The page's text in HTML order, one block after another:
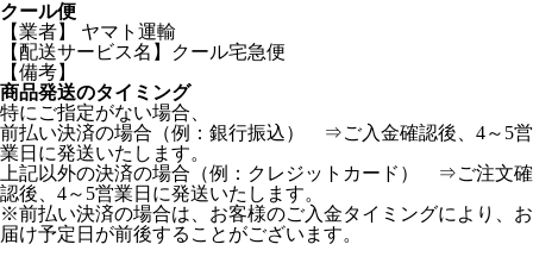
クール便
【業者】 ヤマト運輸
【配送サービス名】クール宅急便
【備考】
商品発送のタイミング
特にご指定がない場合、
前払い決済の場合（例：銀行振込） ⇒ご入金確認後、4～5営
業日に発送いたします。
上記以外の決済の場合（例：クレジットカード） ⇒ご注文確
認後、4～5営業日に発送いたします。
※前払い決済の場合は、お客様のご入金タイミングにより、お
届け予定日が前後することがございます。